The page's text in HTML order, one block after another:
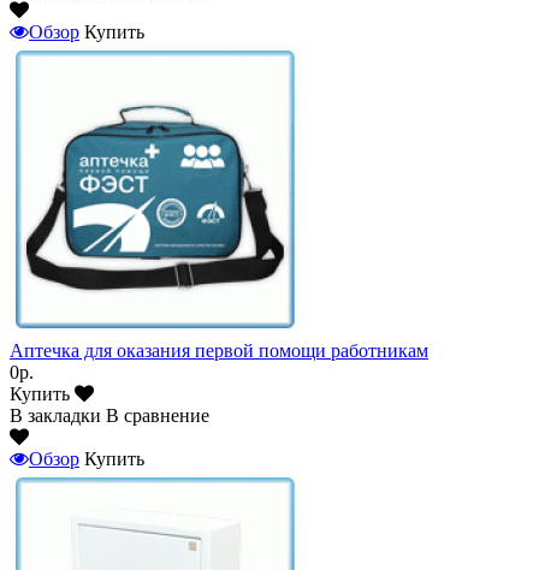
Обзор Купить
Аптечка для оказания первой помощи работникам
0р.
Купить
В закладки В сравнение
Обзор Купить